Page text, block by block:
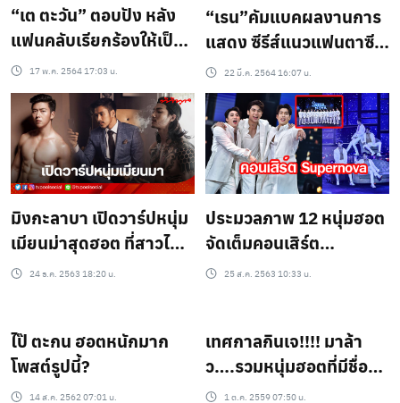
“เต ตะวัน” ตอบปัง หลัง
แฟนคลับเรียกร้องให้เป็น
นายก !!
17 พ.ค. 2564 17:03 น.
“เรน”คัมแบคผลงานการ
แสดง ซีรีส์แนวแฟนตาซี-
การแพทย์
22 มี.ค. 2564 16:07 น.
มิงกะลาบา เปิดวาร์ปหนุ่ม
เมียนม่าสุดฮอต ที่สาวไทย
ห้ามมองผ่านเด็ดขาด
24 ธ.ค. 2563 18:20 น.
ประมวลภาพ 12 หนุ่มฮอต
จัดเต็มคอนเสิร์ต
Supernova!
25 ส.ค. 2563 10:33 น.
ไป๊ ตะกน ฮอตหนักมาก
โพสต์รูปนี้?
14 ส.ค. 2562 07:01 น.
เทศกาลกินเจ!!!! มาล้า
ว….รวมหนุ่มฮอตที่มีชื่อว่า
“เจ” สาวๆอยากกินเจไหน
1 ต.ค. 2559 07:50 น.